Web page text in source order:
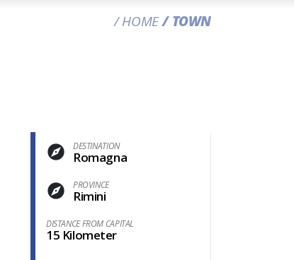
HOME TOWN
DESTINATION
Romagna
PROVINCE
Rimini
DISTANCE FROM CAPITAL
15 Kilometer